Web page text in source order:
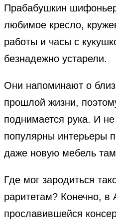
Прабабушкин
любимое кресло,
работы и часы с
безнадежно устарели.
Они напоминают о
прошлой жизни,
поднимается рука. И
популярны интерьеры
даже новую мебель там
Где мог зародиться
раритетам? Конечно, в
прославившейся